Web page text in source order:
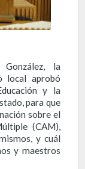
la
local aprobó
y la
para que
sobre el
(CAM),
y cuál
y maestros